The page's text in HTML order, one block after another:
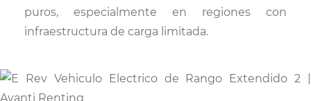
puros, especialmente en regiones con
infraestructura de carga limitada.